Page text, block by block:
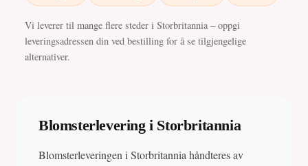
Vi leverer til mange flere steder i Storbritannia – oppgi
leveringsadressen din ved bestilling for å se tilgjengelige
alternativer.
Blomsterlevering i Storbritannia
Blomsterleveringen i Storbritannia håndteres av